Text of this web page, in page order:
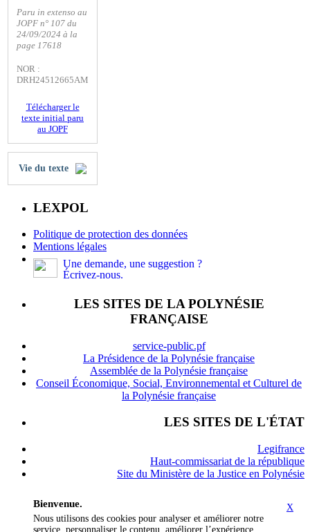
Paru in extenso au
JOPF n° 107 du
24/09/2024 à la
page 17618
NOR :
DRH24512665AM
Télécharger le
texte initial paru
au JOPF
Vie du texte
LEXPOL
Politique de protection des données
Mentions légales
Une demande, une suggestion ?
Écrivez-nous.
LES SITES DE LA POLYNÉSIE
FRANÇAISE
service-public.pf
La Présidence de la Polynésie française
Assemblée de la Polynésie française
Conseil Économique, Social, Environnemental et Culturel de
la Polynésie française
LES SITES DE L'ÉTAT
Legifrance
Haut-commissariat de la république
Site du Ministère de la Justice en Polynésie
X
Bienvenue.
Nous utilisons des cookies pour analyser et améliorer notre
service, personnaliser le contenu, améliorer l’expérience